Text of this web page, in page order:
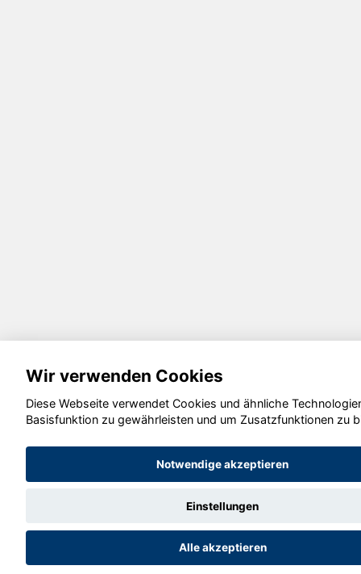
Wir verwenden Cookies
Diese Webseite verwendet Cookies und ähnliche
Basisfunktion zu gewährleisten und um Zusatzfunktionen zu
Notwendige akzeptieren
Einstellungen
Alle akzeptieren